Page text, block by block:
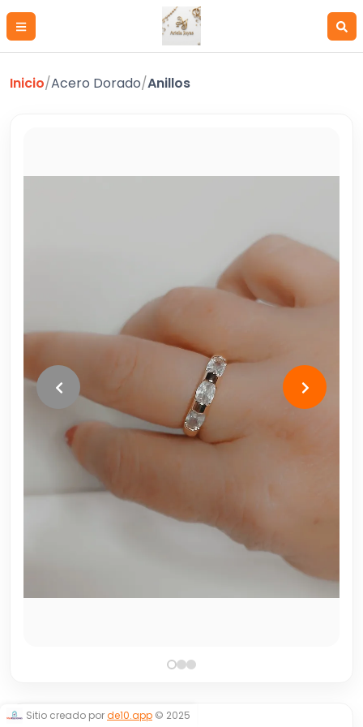
Inicio/Acero Dorado/Anillos
Sitio creado porde10.app © 2025